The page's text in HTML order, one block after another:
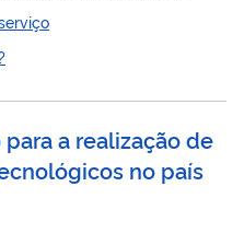
preenchimento de
a realização de
no país